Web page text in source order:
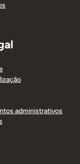
administrativos